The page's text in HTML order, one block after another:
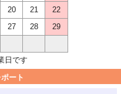
20 21
22
27 28
29
日です
ート